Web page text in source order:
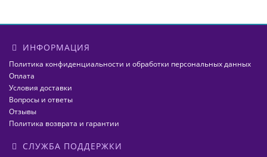
ИНФОРМАЦИЯ
Политика конфиденциальности и обработки персональных данных
Оплата
Условия доставки
Вопросы и ответы
Отзывы
Политика возврата и гарантии
СЛУЖБА ПОДДЕРЖКИ